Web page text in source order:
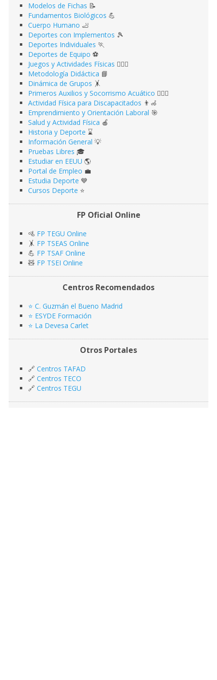
Modelos de Fichas 📝
Fundamentos Biológicos 💪
Cuerpo Humano 🦶
Deportes con Implementos 🎾
Deportes Individuales 🏃
Deportes de Equipo ⚽️
Juegos y Actividades Físicas 🤹🏻‍♂️
Metodología Didáctica 📘
Dinámica de Grupos 🤸
Primeros Auxilios y Socorrismo Acuático 🏊🏻‍♂️
Actividad Física para Discapacitados 👨‍🦽
Emprendimiento y Orientación Laboral 🎯
Salud y Actividad Física 🍎
Historia y Deporte ⌛️
Información General 💡
Pruebas Libres 🎓
Estudiar en EEUU 🌎​
Portal de Empleo 💼
Estudia Deporte 💙
Cursos Deporte ⭐️
FP Oficial Online
🚵 FP TEGU Online
🤸 FP TSEAS Online
💪 FP TSAF Online
🧸 FP TSEI Online
Centros Recomendados
⭐️ C. Guzmán el Bueno Madrid
⭐️ ESYDE Formación
⭐️ La Devesa Carlet
Otros Portales
🔗 Centros TAFAD
🔗 Centros TECO
🔗 Centros TEGU